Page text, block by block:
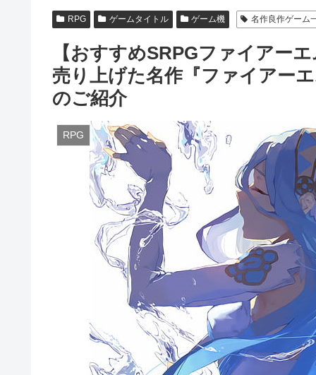
RPG ゲームタイトル ゲーム機 名作良作ゲーム
【おすすめSRPGファイアー
売り上げた名作『ファイアー
のご紹介
RPG